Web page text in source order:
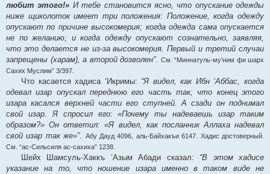
любит этого!» И тебе становится ясно, что опускание одежды
ниже щиколоток имеет три положения: Положение, когда одежду
опускают по причине высокомерия; когда одежда сама опускается
не по желанию; и когда одежду опускают сознательно, заявляя,
что это делается не из-за высокомерия. Первый и третий случаи
запрещены (харам), а второй дозволен”. См. “Миннатуль-му’ним фи шарх
Сахих Муслим” 3/397.
Что касается хадиса ‘Икримы: “Я видел, как Ибн ‘Аббас, когда
одевал изар опускал переднюю его часть так, что конец этого
изара касался верхней части его ступней. А сзади он поднимал
свой изар. Я спросил его: «Почему ты надеваешь изар таким
образом?» Он ответил: «Я видел, как посланник Аллаха надевал
свой изар так же»”. Абу Дауд 4096, аль-Байхакъи 6147. Хадис достоверный.
См. “ас-Сильсиля ас-сахиха” 1238.
Шейх Шамсуль-Хаккъ ‘Азым Абади сказал: “В этом хадисе
указание на то, что ношение изара именно в таком виде не